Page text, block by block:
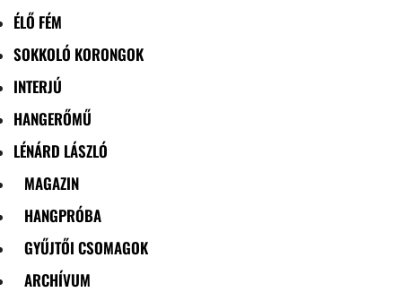
ÉLŐ FÉM
SOKKOLÓ KORONGOK
INTERJÚ
HANGERŐMŰ
LÉNÁRD LÁSZLÓ
MAGAZIN
HANGPRÓBA
GYŰJTŐI CSOMAGOK
ARCHÍVUM